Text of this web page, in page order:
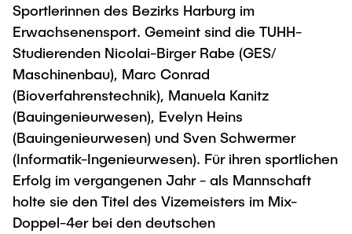
"Biobased Processes and Reactor
Technologies"
Research and institutes
Joint School of Multidisciplinary Studies
Institutes
Overview
Sportlerinnen des Bezirks Harburg im
Erwachsenensport. Gemeint sind die TUHH-
Studierenden Nicolai-Birger Rabe (GES/
Maschinenbau), Marc Conrad
(Bioverfahrenstechnik), Manuela Kanitz
(Bauingenieurwesen), Evelyn Heins
(Bauingenieurwesen) und Sven Schwermer
(Informatik-Ingenieurwesen). Für ihren sportlichen
Erfolg im vergangenen Jahr - als Mannschaft
holte sie den Titel des Vizemeisters im Mix-
Doppel-4er bei den deutschen